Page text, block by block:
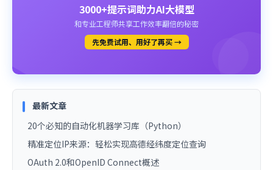
3000+提示词助力AI大模型
和专业工程师共享工作效率翻倍的秘密
先免费试用、用好了再买 →
最新文章
20个必知的自动化机器学习库（Python）
精准定位IP来源：轻松实现高德经纬度定位查询
OAuth 2.0和OpenID Connect概述